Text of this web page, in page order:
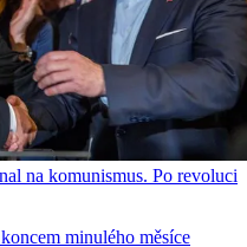
na komunismus. Po revoluci
minulého měsíce